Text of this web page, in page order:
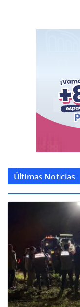
Últimas Noticias